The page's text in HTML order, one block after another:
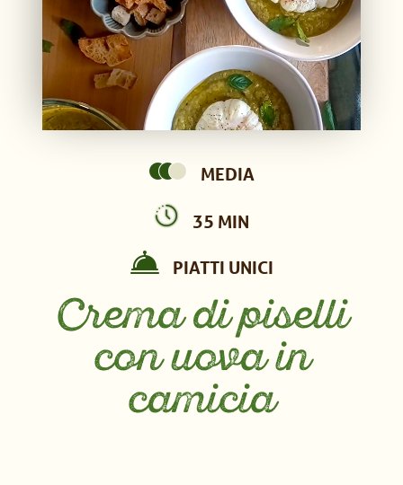
MEDIA
35 MIN
PIATTI UNICI
Crema di piselli
con uova in
camicia